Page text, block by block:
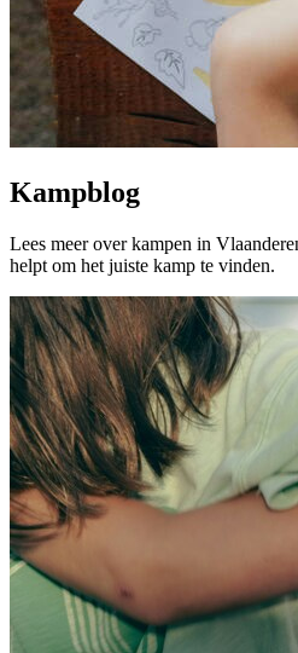
Kampblog
Lees meer over kampen in
helpt om het juiste kamp te vinden.